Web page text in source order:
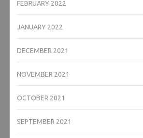
FEBRUARY 2022
JANUARY 2022
DECEMBER 2021
NOVEMBER 2021
OCTOBER 2021
SEPTEMBER 2021